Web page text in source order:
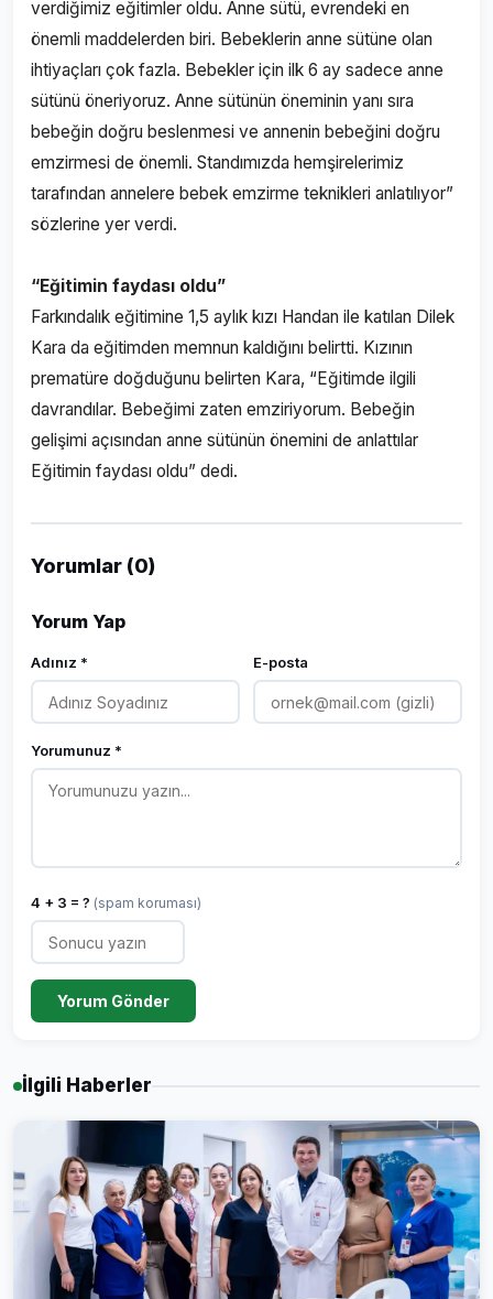
verdiğimiz eğitimler oldu. Anne sütü, evrendeki en
önemli maddelerden biri. Bebeklerin anne sütüne olan
ihtiyaçları çok fazla. Bebekler için ilk 6 ay sadece anne
sütünü öneriyoruz. Anne sütünün öneminin yanı sıra
bebeğin doğru beslenmesi ve annenin bebeğini doğru
emzirmesi de önemli. Standımızda hemşirelerimiz
tarafından annelere bebek emzirme teknikleri anlatılıyor”
sözlerine yer verdi.
“Eğitimin faydası oldu”
Farkındalık eğitimine 1,5 aylık kızı Handan ile katılan Dilek
Kara da eğitimden memnun kaldığını belirtti. Kızının
prematüre doğduğunu belirten Kara, “Eğitimde ilgili
davrandılar. Bebeğimi zaten emziriyorum. Bebeğin
gelişimi açısından anne sütünün önemini de anlattılar
Eğitimin faydası oldu” dedi.
Yorumlar (0)
Yorum Yap
Adınız * E-posta
Yorumunuz *
4 + 3 = ? (spam koruması)
Yorum Gönder
İlgili Haberler